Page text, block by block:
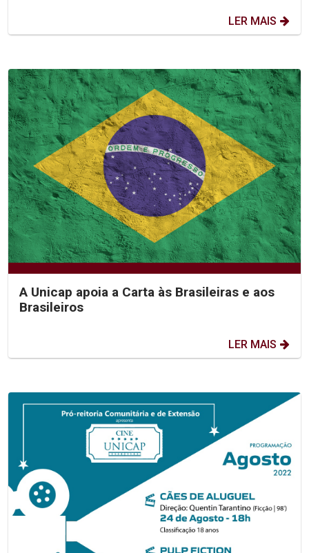
LER MAIS
A Unicap apoia a Carta às Brasileiras e aos
Brasileiros
LER MAIS